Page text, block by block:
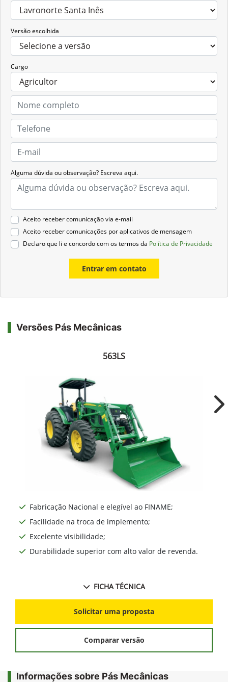
Versão escolhida
Cargo
Alguma dúvida ou observação? Escreva aqui.
Aceito receber comunicação via e-mail
Aceito receber comunicações por aplicativos de mensagem
Declaro que li e concordo com os termos da Política de Privacidade
Entrar em contato
Versões Pás Mecânicas
563LS
Fabricação Nacional e elegível ao FINAME;
Facilidade na troca de implemento;
Excelente visibilidade;
Durabilidade superior com alto valor de revenda.
FICHA TÉCNICA
Solicitar uma proposta
Comparar versão
Informações sobre Pás Mecânicas